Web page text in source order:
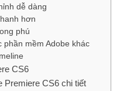
dễ dàng
hơn
phú
mềm Adobe khác
CS6
Premiere CS6 chi tiết